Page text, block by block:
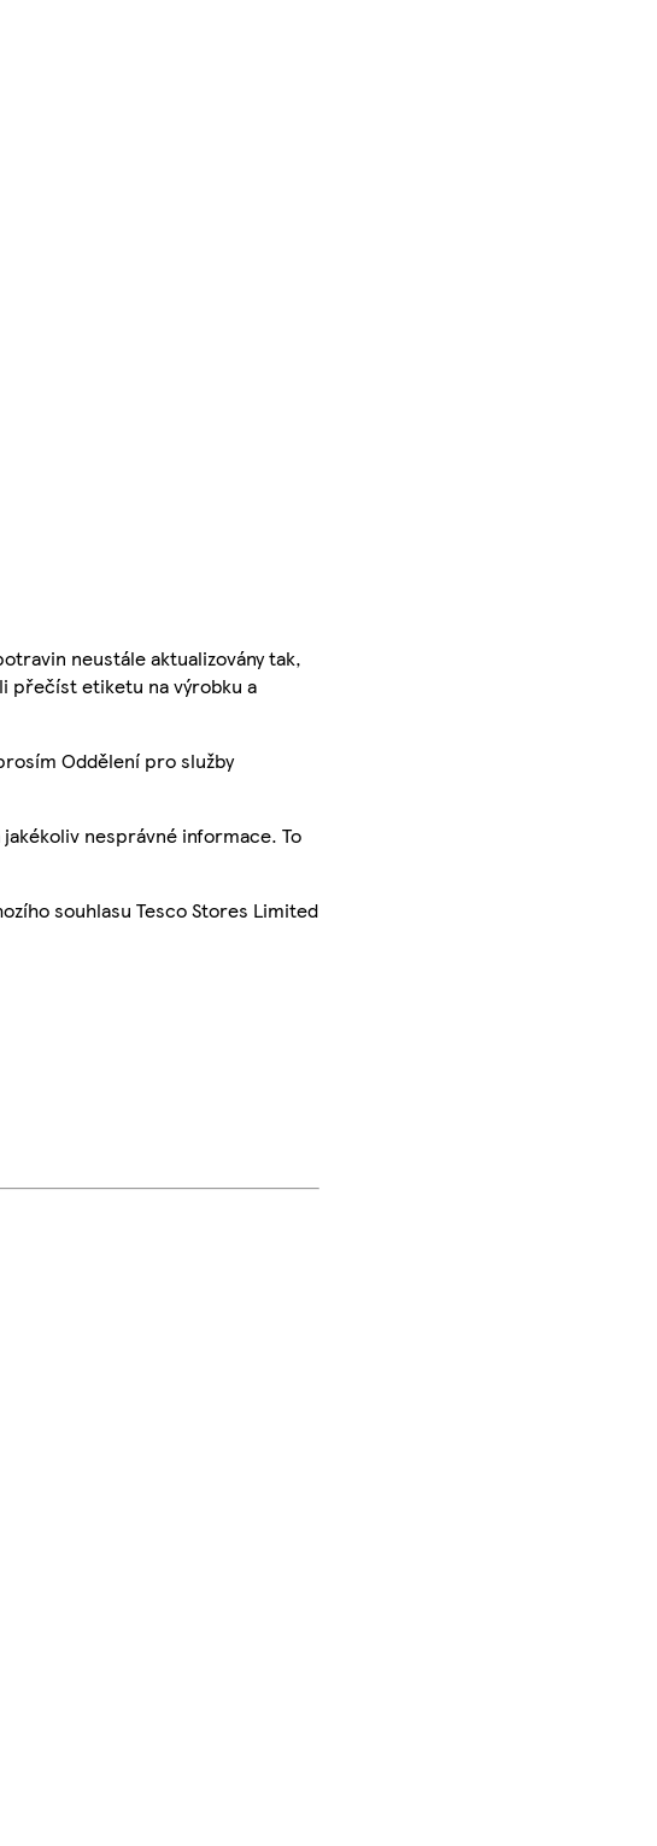
neustále aktualizovány tak,
přečíst etiketu na výrobku a
Oddělení pro služby
nesprávné informace. To
souhlasu Tesco Stores Limited